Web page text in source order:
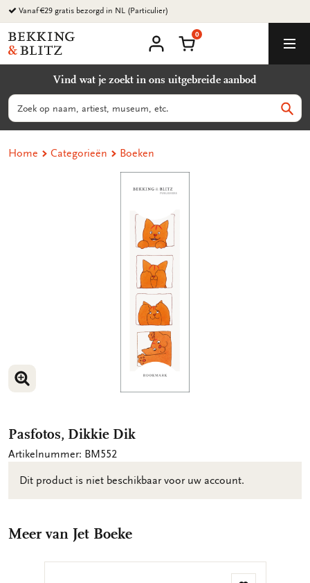
Ga
naar
content
Vanaf €29 gratis bezorgd in NL (Particulier)
Bekking
&
B.V.
account
Winkelmand
0
Vind wat je zoekt in ons uitgebreide aanbod
Zoeken
Home Categorieën Boeken
VERGROOT AFBEELDING
Pasfotos, Dikkie Dik
Artikelnummer: BM552
Dit product is niet beschikbaar voor uw account.
Meer van Jet Boeke